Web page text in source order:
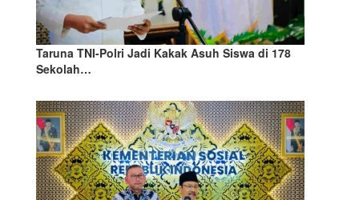
Taruna TNI-Polri Jadi Kakak Asuh Siswa di 178
Sekolah…